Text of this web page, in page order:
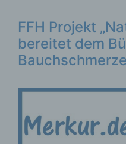
FFH Projekt
bereitet dem